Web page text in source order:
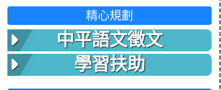
精心規劃
中平語文徵文
學習扶助